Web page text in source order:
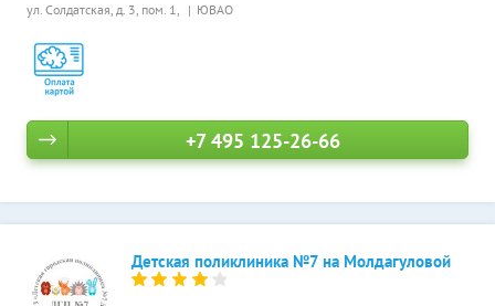
ул. Солдатская, д. 3, пом. 1, ЮВАО
+7 495 125-26-66
Детская поликлиника №7 на Молдагуловой